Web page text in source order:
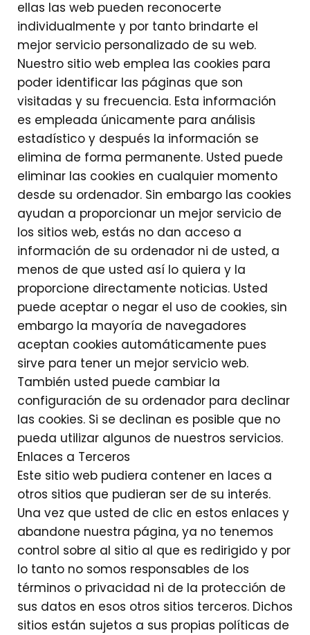
ellas las web pueden reconocerte
individualmente y por tanto brindarte el
mejor servicio personalizado de su web.
Nuestro sitio web emplea las cookies para
poder identificar las páginas que son
visitadas y su frecuencia. Esta información
es empleada únicamente para análisis
estadístico y después la información se
elimina de forma permanente. Usted puede
eliminar las cookies en cualquier momento
desde su ordenador. Sin embargo las cookies
ayudan a proporcionar un mejor servicio de
los sitios web, estás no dan acceso a
información de su ordenador ni de usted, a
menos de que usted así lo quiera y la
proporcione directamente noticias. Usted
puede aceptar o negar el uso de cookies, sin
embargo la mayoría de navegadores
aceptan cookies automáticamente pues
sirve para tener un mejor servicio web.
También usted puede cambiar la
configuración de su ordenador para declinar
las cookies. Si se declinan es posible que no
pueda utilizar algunos de nuestros servicios.
Enlaces a Terceros
Este sitio web pudiera contener en laces a
otros sitios que pudieran ser de su interés.
Una vez que usted de clic en estos enlaces y
abandone nuestra página, ya no tenemos
control sobre al sitio al que es redirigido y por
lo tanto no somos responsables de los
términos o privacidad ni de la protección de
sus datos en esos otros sitios terceros. Dichos
sitios están sujetos a sus propias políticas de